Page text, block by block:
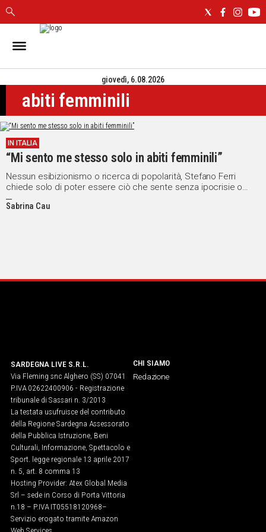
IN
CAGLIARI
SASSARI
NUORO
ORISTANO
SULCIS
GALLURA
OGLIASTRA
MEDIO
CAMPIDANO
IN
STORIE
VIDEO
UNISCITI
AL CANALE
WHATSAPP
giovedì, 6.08.2026
abiti femminili
IN ITALIA
“Mi sento me stesso solo in abiti femminili”
Nessun esibizionismo o ricerca di popolarità, Stefano Ferri
chiede solo di poter essere ciò che sente senza ipocrisie o
finzioni
Sabrina Cau
SARDEGNA LIVE S.R.L.
Via Fleming snc Alghero (SS) 07041
P.IVA 02622400906 - Registrazione
tribunale di Sassari n. 3/2013
La testata usufruisce del contributo
della Regione Sardegna Assessorato
della Pubblica Istruzione, Beni
Culturali, Informazione, Spettacolo e
Sport. legge regionale 13 aprile 2017
n. 5, art. 8 comma 13
Hosting Provider: Atex Global Media
Srl – sede in Corso di Porta Vittoria
n.18 – P.IVA IT05518120968​–
Servizio erogato tramite Amazon
CHI SIAMO
Redazione